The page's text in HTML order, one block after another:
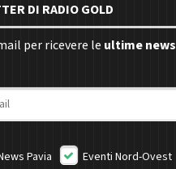
DI RADIO GOLD
per ricevere le ultime news
Pavia
Eventi Nord-Ovest